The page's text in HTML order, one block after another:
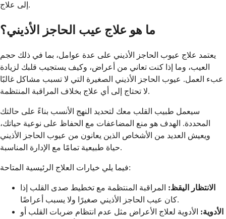
إلى علاج.
ما هو علاج عيب الحاجز الأذيني؟
يعتمد علاج عيوب الحاجز الأذيني على عدة عوامل، بما في ذلك حجم
العيب، وما إذا كنت تعاني من أعراض، وكيف يستجيب قلبك لزيادة
عبء العمل. عيوب الحاجز الأذيني الصغيرة التي لا تسبب مشاكل غالبًا
لا تحتاج إلى أي علاج بخلاف المراقبة المنتظمة.
سيعمل طبيب القلب معك لتحديد النهج الأنسب بناءً على حالتك
المحددة. الهدف هو منع المضاعفات مع الحفاظ على نوعية حياتك،
ويعيش العديد من الأشخاص الذين يعانون من عيوب الحاجز الأذيني
حياة طبيعية تمامًا مع الإدارة المناسبة.
فيما يلي خيارات العلاج الرئيسية المتاحة:
الانتظار اليقظ: المراقبة المنتظمة مع تخطيط صدى القلب إذا
كان عيب الحاجز الأذيني صغيرًا ولا يسبب أعراضًا.
الأدوية: الأدوية لعلاج الأعراض مثل عدم انتظام ضربات القلب أو